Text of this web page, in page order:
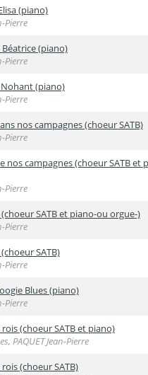
(piano)
Pierre
(piano)
Pierre
(piano)
Pierre
nos campagnes (choeur SATB)
Pierre
nos campagnes (choeur SATB et
Pierre
SATB et piano-ou orgue-)
Pierre
SATB)
Pierre
Blues (piano)
Pierre
(choeur SATB et piano)
PAQUET Jean-Pierre
(choeur SATB)